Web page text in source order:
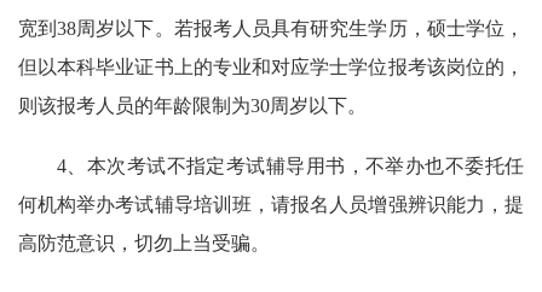
宽到38周岁以下。若报考人员具有研究生学历，硕士学位，
但以本科毕业证书上的专业和对应学士学位报考该岗位的，
则该报考人员的年龄限制为30周岁以下。
4、本次考试不指定考试辅导用书，不举办也不委托任
何机构举办考试辅导培训班，请报名人员增强辨识能力，提
高防范意识，切勿上当受骗。